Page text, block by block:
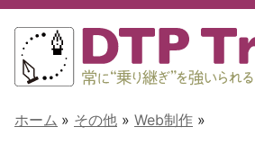
ホーム » その他 » Web制作 »